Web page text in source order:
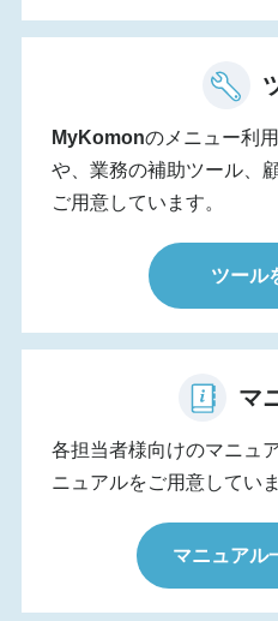
MyKomonのメニュー利
や、業務の補助ツール、
ご用意しています。
ツール
マ
各担当者様向けのマニュ
ニュアルをご用意していま
マニュアル